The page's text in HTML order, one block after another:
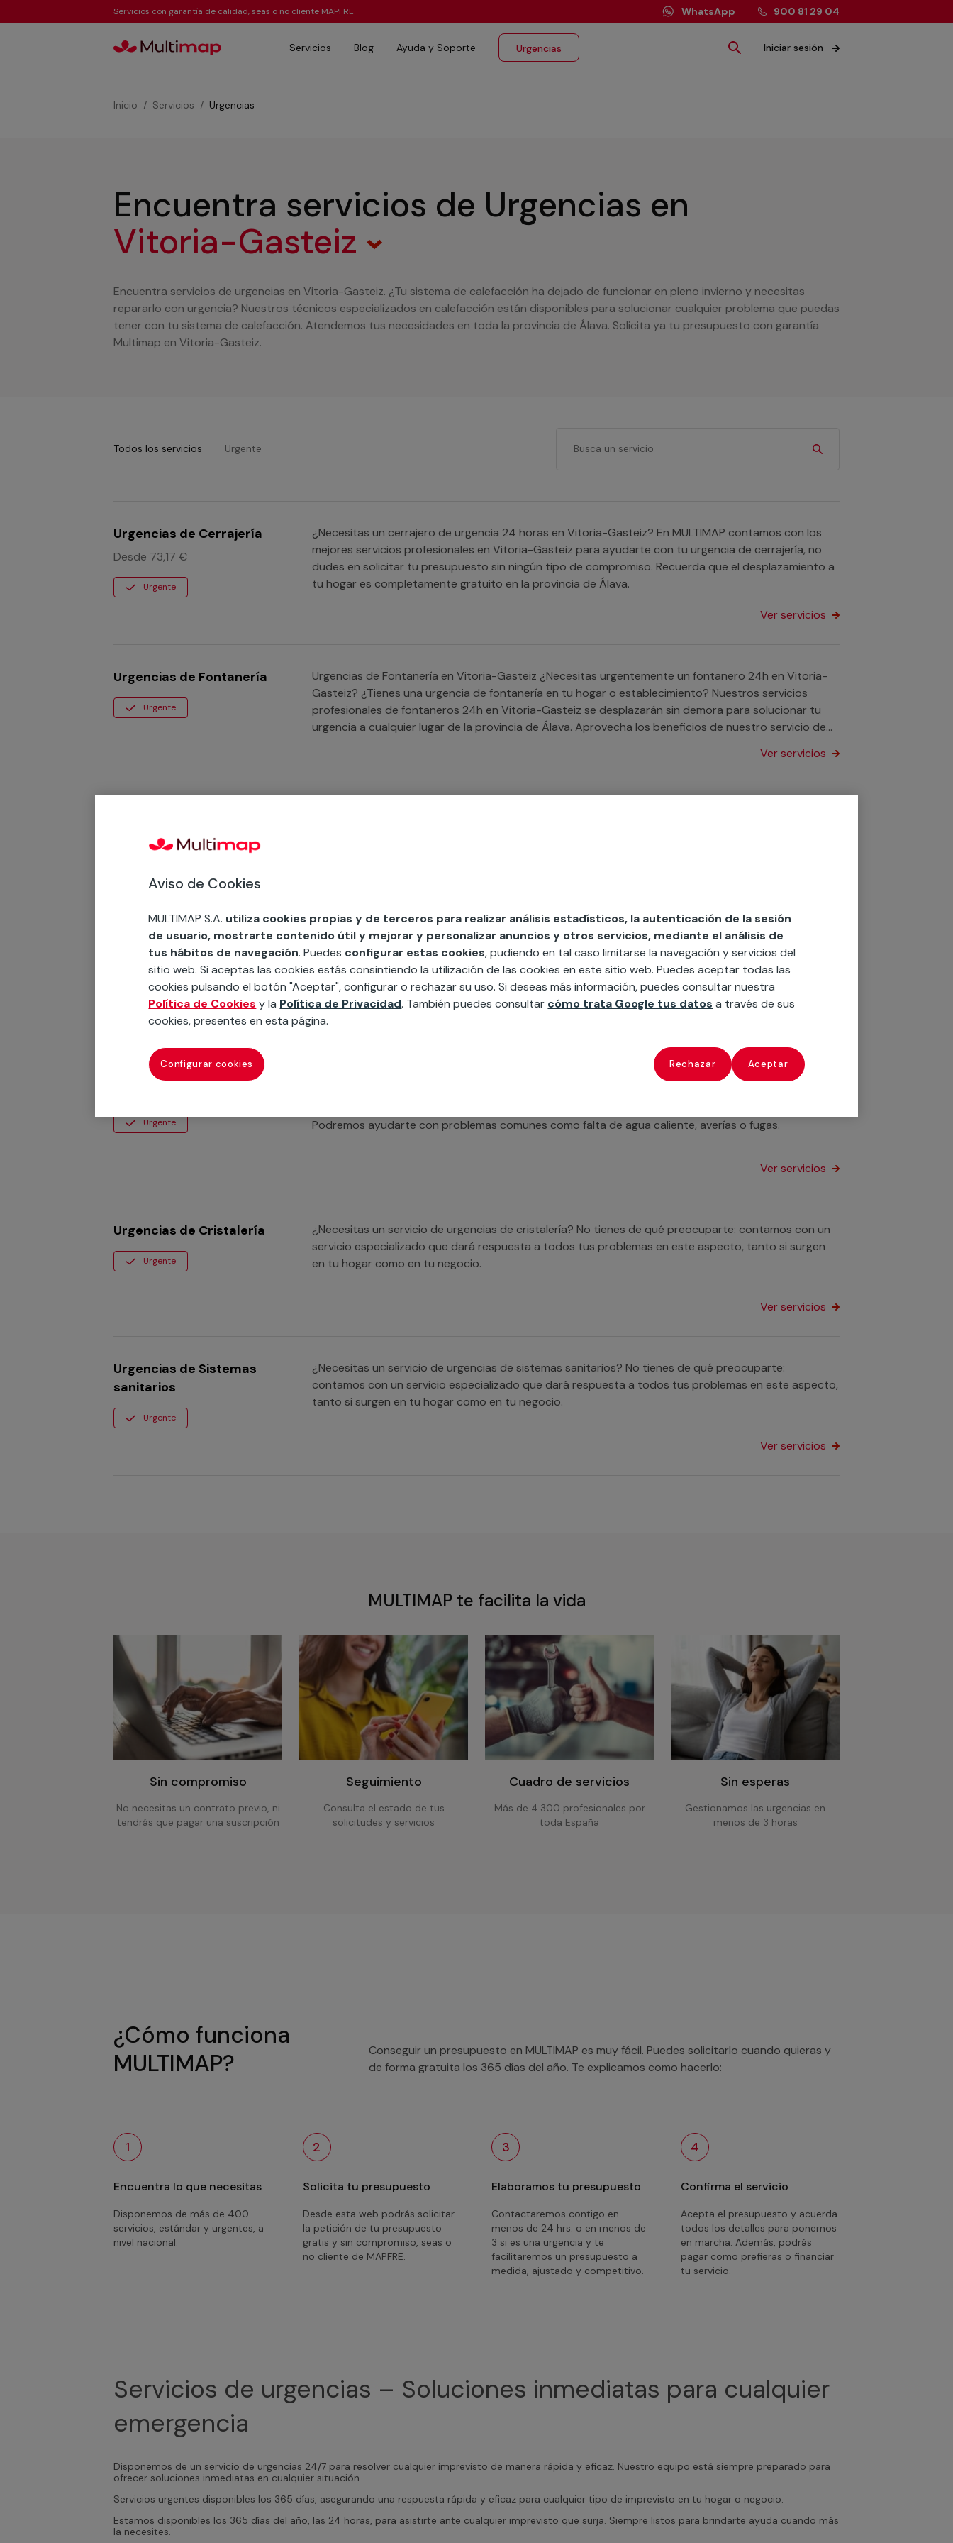
Servicios con garantía de calidad, seas o no cliente MAPFRE WhatsApp 900 81 29 04
Servicios Blog Ayuda y Soporte Urgencias Iniciar sesión
Inicio Servicios Urgencias
Encuentra servicios de Urgencias en
Vitoria-Gasteiz
Encuentra servicios de urgencias en Vitoria-Gasteiz. ¿Tu sistema de calefacción ha dejado de funcionar en pleno invierno y necesitas
repararlo con urgencia? Nuestros técnicos especializados en calefacción están disponibles para solucionar cualquier problema que puedas
tener con tu sistema de calefacción. Atendemos tus necesidades en toda la provincia de Álava. Solicita ya tu presupuesto con garantía
Multimap en Vitoria-Gasteiz.
Todos los servicios Urgente
Urgencias de Cerrajería
Desde 73,17 €
Urgente
¿Necesitas un cerrajero de urgencia 24 horas en Vitoria-Gasteiz? En MULTIMAP contamos con los
mejores servicios profesionales en Vitoria-Gasteiz para ayudarte con tu urgencia de cerrajería, no
dudes en solicitar tu presupuesto sin ningún tipo de compromiso. Recuerda que el desplazamiento a
tu hogar es completamente gratuito en la provincia de Álava.
Ver servicios
Urgencias de Fontanería
Urgente
Urgencias de Fontanería en Vitoria-Gasteiz ¿Necesitas urgentemente un fontanero 24h en Vitoria-
Gasteiz? ¿Tienes una urgencia de fontanería en tu hogar o establecimiento? Nuestros servicios
profesionales de fontaneros 24h en Vitoria-Gasteiz se desplazarán sin demora para solucionar tu
urgencia a cualquier lugar de la provincia de Álava. Aprovecha los beneficios de nuestro servicio de
Ver servicios
Urgente
Urgencias de Electricidad
Urgente
Si requieres de un servicio de urgencia de electricidad, tan solo tienes que contarnos el tipo de
incidencia que tienes. No importa la hora que sea, ya que ofrecemos un servicio de urgencias de
electricidad en menos de 3 horas.
Urgente
Podremos ayudarte con problemas comunes como falta de agua caliente, averías o fugas.
Ver servicios
Urgencias de Cristalería
Urgente
¿Necesitas un servicio de urgencias de cristalería? No tienes de qué preocuparte: contamos con un
servicio especializado que dará respuesta a todos tus problemas en este aspecto, tanto si surgen
en tu hogar como en tu negocio.
Ver servicios
Urgencias de Sistemas
sanitarios
Urgente
¿Necesitas un servicio de urgencias de sistemas sanitarios? No tienes de qué preocuparte:
contamos con un servicio especializado que dará respuesta a todos tus problemas en este aspecto,
tanto si surgen en tu hogar como en tu negocio.
Ver servicios
MULTIMAP te facilita la vida
Sin compromiso
No necesitas un contrato previo, ni
tendrás que pagar una suscripción
Seguimiento
Consulta el estado de tus
solicitudes y servicios
Cuadro de servicios
Más de 4.300 profesionales por
toda España
Sin esperas
Gestionamos las urgencias en
menos de 3 horas
¿Cómo funciona
MULTIMAP?
Conseguir un presupuesto en MULTIMAP es muy fácil. Puedes solicitarlo cuando quieras y
de forma gratuita los 365 días del año. Te explicamos como hacerlo:
1
Encuentra lo que necesitas
Disponemos de más de 400
servicios, estándar y urgentes, a
nivel nacional.
2
Solicita tu presupuesto
Desde esta web podrás solicitar
la petición de tu presupuesto
gratis y sin compromiso, seas o
no cliente de MAPFRE.
3
Elaboramos tu presupuesto
Contactaremos contigo en
menos de 24 hrs. o en menos de
3 si es una urgencia y te
facilitaremos un presupuesto a
medida, ajustado y competitivo.
4
Confirma el servicio
Acepta el presupuesto y acuerda
todos los detalles para ponernos
en marcha. Además, podrás
pagar como prefieras o financiar
tu servicio.
Servicios de urgencias – Soluciones inmediatas para cualquier
emergencia
Disponemos de un servicio de urgencias 24/7 para resolver cualquier imprevisto de manera rápida y eficaz. Nuestro equipo está siempre preparado para
ofrecer soluciones inmediatas en cualquier situación.
Servicios urgentes disponibles los 365 días, asegurando una respuesta rápida y eficaz para cualquier tipo de imprevisto en tu hogar o negocio.
Estamos disponibles los 365 días del año, las 24 horas, para asistirte ante cualquier imprevisto que surja. Siempre listos para brindarte ayuda cuando más
la necesites.
Aviso de Cookies
MULTIMAP S.A. utiliza cookies propias y de terceros para realizar análisis estadísticos, la autenticación de la sesión
de usuario, mostrarte contenido útil y mejorar y personalizar anuncios y otros servicios, mediante el análisis de
tus hábitos de navegación. Puedes configurar estas cookies, pudiendo en tal caso limitarse la navegación y servicios del
sitio web. Si aceptas las cookies estás consintiendo la utilización de las cookies en este sitio web. Puedes aceptar todas las
cookies pulsando el botón "Aceptar", configurar o rechazar su uso. Si deseas más información, puedes consultar nuestra
Política de Cookies y la Política de Privacidad. También puedes consultar cómo trata Google tus datos a través de sus
cookies, presentes en esta página.
Configurar cookies Rechazar Aceptar